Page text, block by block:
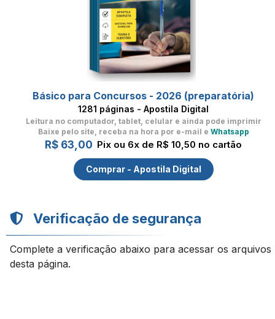
Básico para Concursos - 2026 (preparatória)
1281 páginas - Apostila Digital
Leitura no computador, tablet, celular e ainda pode imprimir
Baixe pelo site, receba na hora por e-mail e Whatsapp
R$ 63,00 Pix ou 6x de R$ 10,50 no cartão
Comprar - Apostila Digital
Verificação de segurança
Complete a verificação abaixo para acessar os arquivos
desta página.